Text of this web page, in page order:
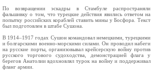
По возвращении эскадры в Стамбуле распространяли
фальшивку о том, что турецкие действия явились ответом на
попытку российских кораблей ставить мины у Босфора. Текст
был подготовлен в штабе Сушона.
В 1914–1917 годах Сушон командовал немецкими, турецкими
и болгарскими военно-морскими силами. Он проводил набеги
на русские порты, организовывал крейсерскую войну против
русского торгового судоходства, демонстрацией флага у
берегов Анатолии вдохновлял турок на войну и поддерживал
фланг армии.